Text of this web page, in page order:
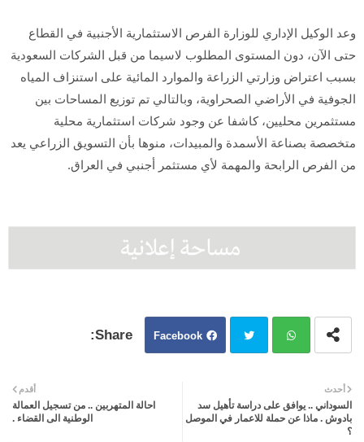
وعد الوكيل الإداري للوزارة الفرص الاستثمارية الأجنبية في القطاع
حتى الآن، دون المستوى المطلوب لاسيما من قبل الشركات السعودية
بسبب اعتراض وزارتي الزراعة والموارد المائية على استنزاف المياه
الجوفية في الأراضي الصحراوية، وبالتالي تم توزيع المساحات بين
مستثمرين محليين، كاشفا عن وجود شركات استثمارية محلية
متخصصة بصناعة الأسمدة والمبيدات، منوها بأن التسويق الزراعي يعد
من الفرص الرابحة والمهمة لأي مستثمر أجنبي في العراق.
Facebook
ter atsa
أحدث
السوداني .. يوافق على دراسة تأهيل سد
بادوش . ماذا عن حملة للاعمار في الموصل
؟
أقدم
احالة المتهربين .. من تسجيل العمالة
الوطنية الى القضاء .